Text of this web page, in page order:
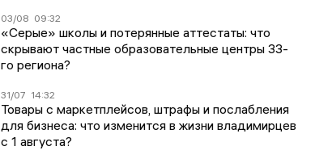
03/08 09:32
«Серые» школы и потерянные аттестаты: что
скрывают частные образовательные центры 33-
го региона?
31/07 14:32
Товары с маркетплейсов, штрафы и послабления
для бизнеса: что изменится в жизни владимирцев
с 1 августа?